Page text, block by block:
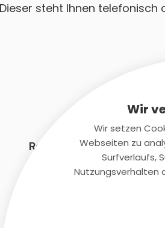
steht Ihnen telefonisch
Rechtliches
Wir
Wir setzen
Webseiten zu
Surfverlaufs,
Nutzungsverhalten